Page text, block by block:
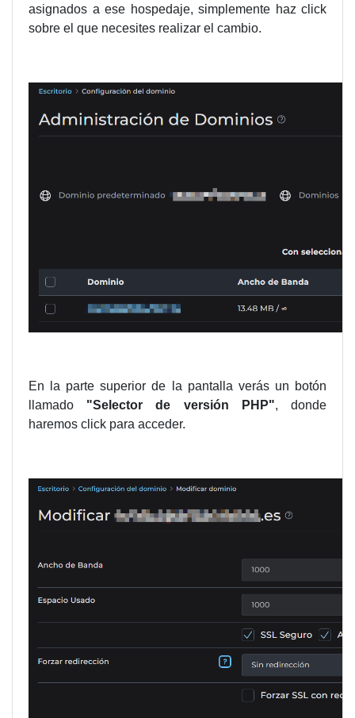
asignados a ese hospedaje, simplemente haz click
sobre el que necesites realizar el cambio.
En la parte superior de la pantalla verás un botón
llamado "Selector de versión PHP", donde
haremos click para acceder.